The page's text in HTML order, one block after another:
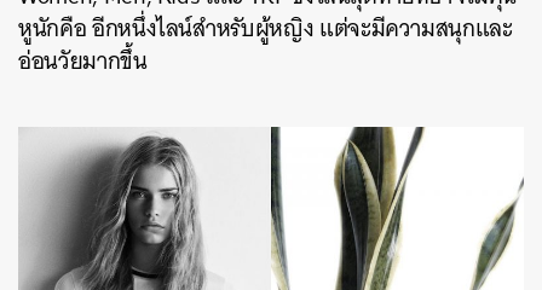
หูนักคือ อีกหนึ่งไลน์สำหรับผู้หญิง แต่จะมีความสนุกและ
อ่อนวัยมากขึ้น